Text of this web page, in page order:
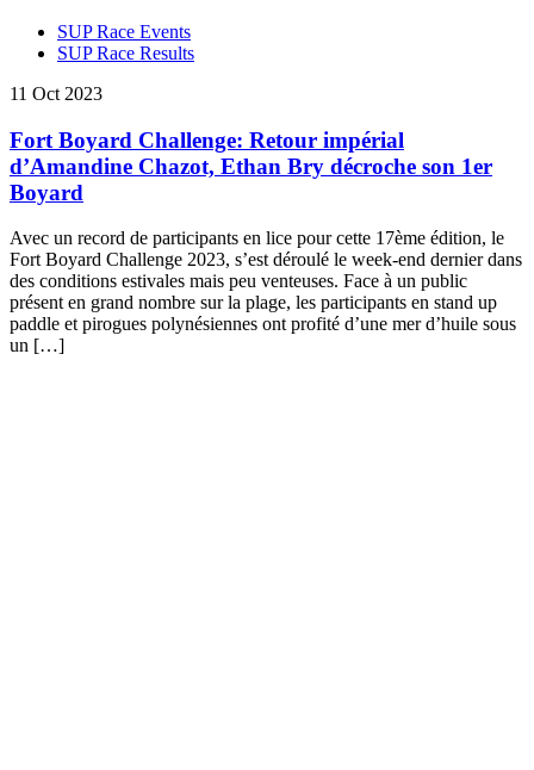
SUP Race Events
SUP Race Results
11 Oct 2023
Fort Boyard Challenge: Retour impérial
d’Amandine Chazot, Ethan Bry décroche son 1er
Boyard
Avec un record de participants en lice pour cette 17ème édition, le
Fort Boyard Challenge 2023, s’est déroulé le week-end dernier dans
des conditions estivales mais peu venteuses. Face à un public
présent en grand nombre sur la plage, les participants en stand up
paddle et pirogues polynésiennes ont profité d’une mer d’huile sous
un […]